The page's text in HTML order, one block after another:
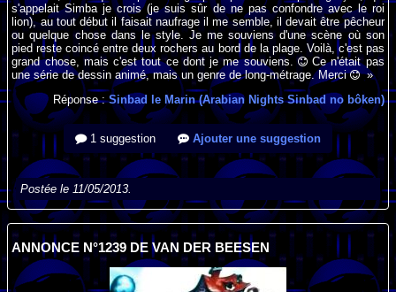
s'appelait Simba je crois (je suis sûr de ne pas confondre avec le roi
lion), au tout début il faisait naufrage il me semble, il devait être pêcheur
ou quelque chose dans le style. Je me souviens d'une scène où son
pied reste coincé entre deux rochers au bord de la plage. Voilà, c'est pas
grand chose, mais c'est tout ce dont je me souviens.
Ce n'était pas
une série de dessin animé, mais un genre de long-métrage. Merci
»
Réponse :Sinbad le Marin (Arabian Nights Sinbad no bôken)
1 suggestion Ajouter une suggestion
Postée le 11/05/2013.
ANNONCE N°1239 DE VAN DER BEESEN